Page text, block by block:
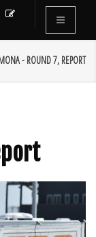
- ROUND 7, REPORT